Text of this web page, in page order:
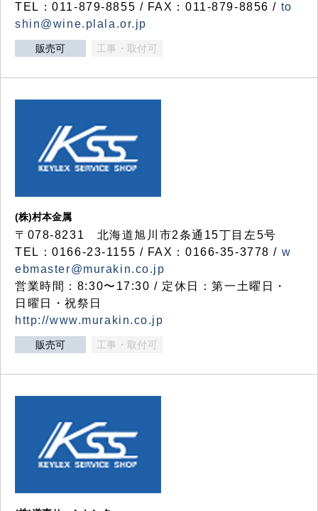
TEL：011-879-8855 / FAX：011-879-8856 / to
shin@wine.plala.or.jp
販売可 工事・取付可
(株)村本金属
〒078-8231 北海道旭川市2条通15丁目左5号
TEL：0166-23-1155 / FAX：0166-35-3778 / w
ebmaster@murakin.co.jp
営業時間：8:30〜17:30 / 定休日：第一土曜日・
日曜日・祝祭日
http://www.murakin.co.jp
販売可 工事・取付可